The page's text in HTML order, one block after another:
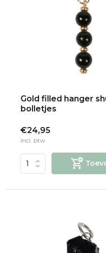
Gold filled hanger
bolletjes
€24,95
Incl. btw